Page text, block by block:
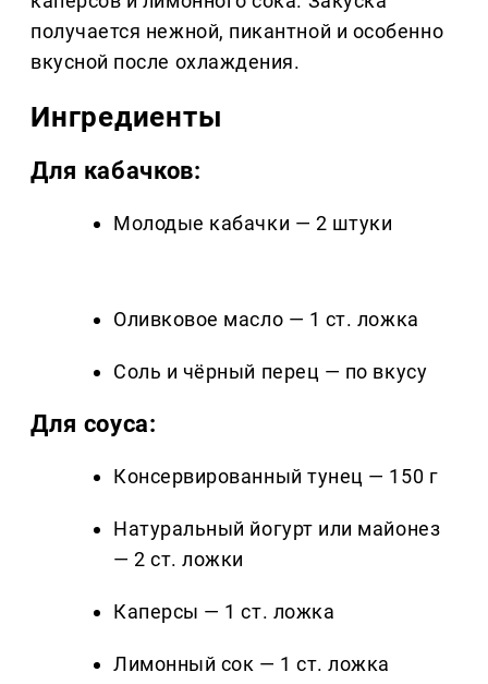
получается нежной, пикантной и особенно
вкусной после охлаждения.
Ингредиенты
Для кабачков:
Молодые кабачки — 2 штуки
Оливковое масло — 1 ст. ложка
Соль и чёрный перец — по вкусу
Для соуса:
Консервированный тунец — 150 г
Натуральный йогурт или майонез
— 2 ст. ложки
Каперсы — 1 ст. ложка
Лимонный сок — 1 ст. ложка